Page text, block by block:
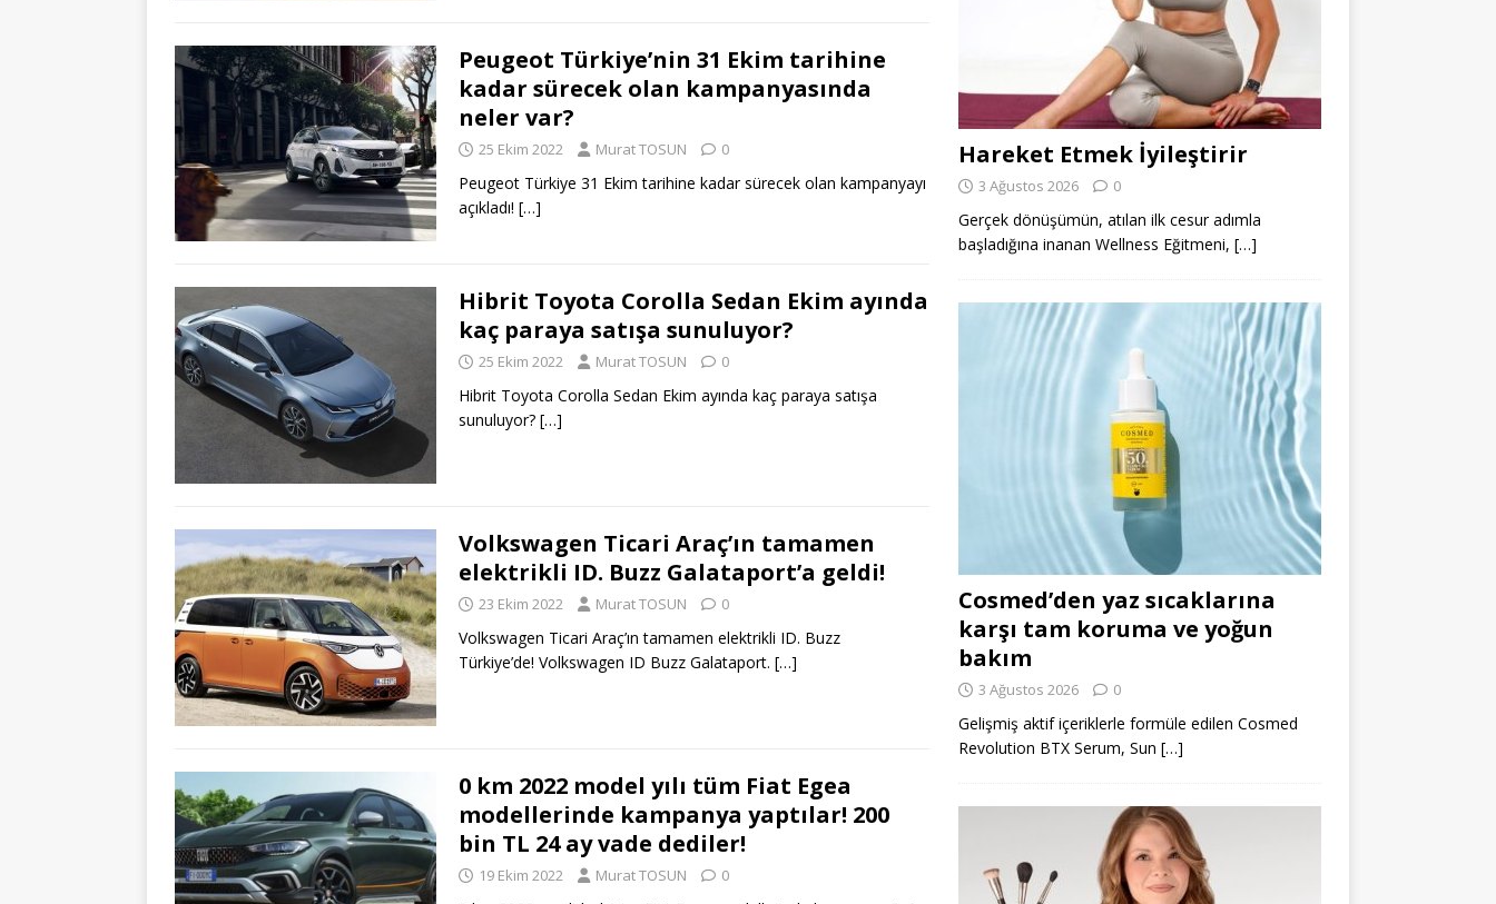
Peugeot Türkiye’nin 31 Ekim tarihine
kadar sürecek olan kampanyasında
neler var?
25 Ekim 2022 Murat TOSUN 0
Peugeot Türkiye 31 Ekim tarihine kadar sürecek olan kampanyayı
açıkladı! […]
Hibrit Toyota Corolla Sedan Ekim ayında
kaç paraya satışa sunuluyor?
25 Ekim 2022 Murat TOSUN 0
Hibrit Toyota Corolla Sedan Ekim ayında kaç paraya satışa
sunuluyor? […]
Volkswagen Ticari Araç’ın tamamen
elektrikli ID. Buzz Galataport’a geldi!
23 Ekim 2022 Murat TOSUN 0
Volkswagen Ticari Araç’ın tamamen elektrikli ID. Buzz
Türkiye’de! Volkswagen ID Buzz Galataport. […]
0 km 2022 model yılı tüm Fiat Egea
modellerinde kampanya yaptılar! 200
bin TL 24 ay vade dediler!
19 Ekim 2022 Murat TOSUN 0
Hareket Etmek İyileştirir
3 Ağustos 2026 0
Gerçek dönüşümün, atılan ilk cesur adımla
başladığına inanan Wellness Eğitmeni, […]
Cosmed’den yaz sıcaklarına
karşı tam koruma ve yoğun
bakım
3 Ağustos 2026 0
Gelişmiş aktif içeriklerle formüle edilen Cosmed
Revolution BTX Serum, Sun […]